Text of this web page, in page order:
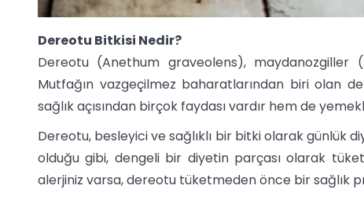
Dereotu Bitkisi Nedir?
Dereotu (Anethum graveolens), maydanozgiller
Mutfağın vazgeçilmez baharatlarından biri olan
sağlık açısından birçok faydası vardır hem de
Dereotu, besleyici ve sağlıklı bir bitki olarak günlük
olduğu gibi, dengeli bir diyetin parçası olarak
alerjiniz varsa, dereotu tüketmeden önce bir sağlık